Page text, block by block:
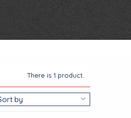
There is 1 product.